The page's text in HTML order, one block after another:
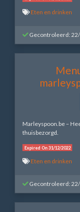
Eten en drinken
Gecontroleerd:
Marleyspoon.be –
thuisbezorgd.
Expired On 31/12/2022
Eten en drinken
Gecontroleerd: